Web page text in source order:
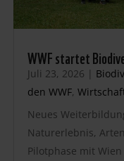
WWF startet
Juli 23, 2026 |
den WWF,
Neues
Naturerlebnis,
Pilotphase mit